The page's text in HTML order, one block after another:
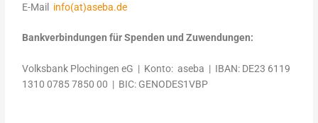
E-Mail  info(at)aseba.de
Bankverbindungen für Spenden und Zuwendungen:
Volksbank Plochingen eG | Konto: aseba | IBAN: DE23 6119
1310 0785 7850 00 | BIC: GENODES1VBP